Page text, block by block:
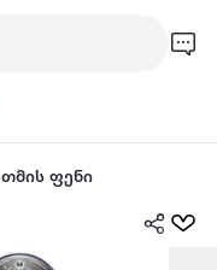
თმის ფენი